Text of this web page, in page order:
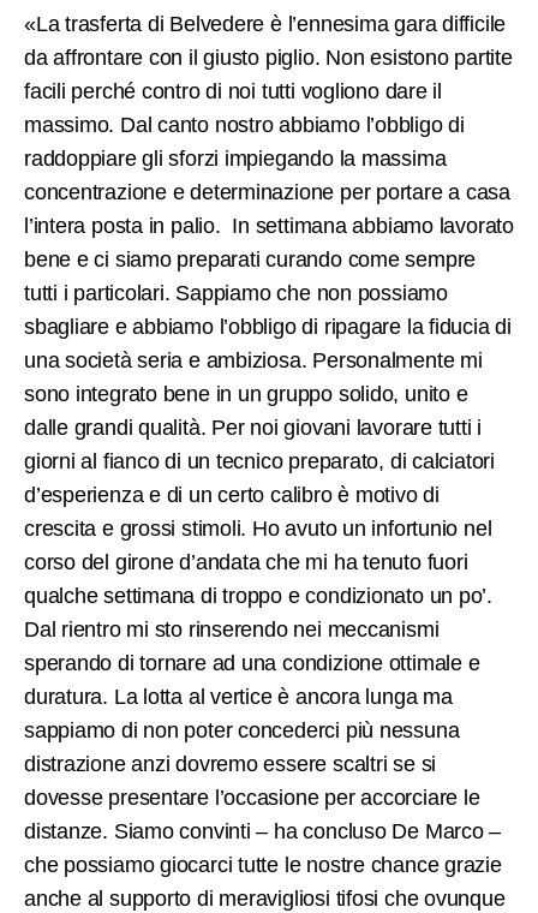
«La trasferta di Belvedere è l’ennesima gara difficile
da affrontare con il giusto piglio. Non esistono partite
facili perché contro di noi tutti vogliono dare il
massimo. Dal canto nostro abbiamo l’obbligo di
raddoppiare gli sforzi impiegando la massima
concentrazione e determinazione per portare a casa
l’intera posta in palio. In settimana abbiamo lavorato
bene e ci siamo preparati curando come sempre
tutti i particolari. Sappiamo che non possiamo
sbagliare e abbiamo l’obbligo di ripagare la fiducia di
una società seria e ambiziosa. Personalmente mi
sono integrato bene in un gruppo solido, unito e
dalle grandi qualità. Per noi giovani lavorare tutti i
giorni al fianco di un tecnico preparato, di calciatori
d’esperienza e di un certo calibro è motivo di
crescita e grossi stimoli. Ho avuto un infortunio nel
corso del girone d’andata che mi ha tenuto fuori
qualche settimana di troppo e condizionato un po’.
Dal rientro mi sto rinserendo nei meccanismi
sperando di tornare ad una condizione ottimale e
duratura. La lotta al vertice è ancora lunga ma
sappiamo di non poter concederci più nessuna
distrazione anzi dovremo essere scaltri se si
dovesse presentare l’occasione per accorciare le
distanze. Siamo convinti – ha concluso De Marco –
che possiamo giocarci tutte le nostre chance grazie
anche al supporto di meravigliosi tifosi che ovunque